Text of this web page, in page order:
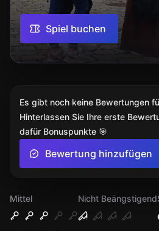
Spiel buchen
Mittel
Nicht Beängstigend
Es gibt noch keine Bewertungen
Hinterlassen Sie Ihre erste
dafür Bonuspunkte 🎯
Bewertung hinzufügen